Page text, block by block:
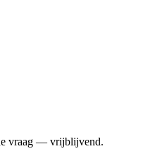
vraag — vrijblijvend.